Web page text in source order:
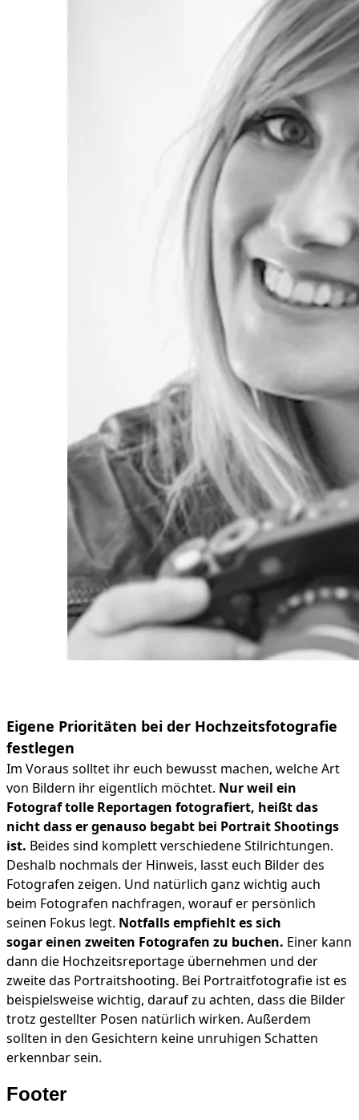
Eigene Prioritäten bei der Hochzeitsfotografie
festlegen
Im Voraus solltet ihr euch bewusst machen, welche Art
von Bildern ihr eigentlich möchtet. Nur weil ein
Fotograf tolle Reportagen fotografiert, heißt das
nicht dass er genauso begabt bei Portrait Shootings
ist. Beides sind komplett verschiedene Stilrichtungen.
Deshalb nochmals der Hinweis, lasst euch Bilder des
Fotografen zeigen. Und natürlich ganz wichtig auch
beim Fotografen nachfragen, worauf er persönlich
seinen Fokus legt. Notfalls empfiehlt es sich
sogar einen zweiten Fotografen zu buchen. Einer kann
dann die Hochzeitsreportage übernehmen und der
zweite das Portraitshooting. Bei Portraitfotografie ist es
beispielsweise wichtig, darauf zu achten, dass die Bilder
trotz gestellter Posen natürlich wirken. Außerdem
sollten in den Gesichtern keine unruhigen Schatten
erkennbar sein.
Footer